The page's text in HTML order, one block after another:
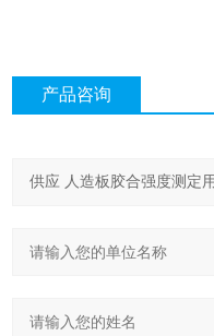
产品咨询